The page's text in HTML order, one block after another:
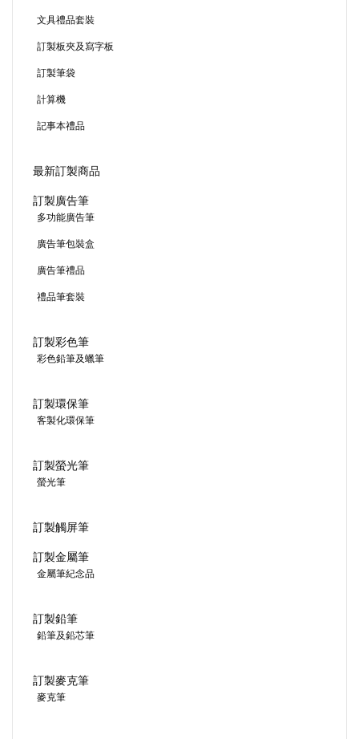
文具禮品套裝
訂製板夾及寫字板
訂製筆袋
計算機
記事本禮品
最新訂製商品
訂製廣告筆
多功能廣告筆
廣告筆包裝盒
廣告筆禮品
禮品筆套裝
訂製彩色筆
彩色鉛筆及蠟筆
訂製環保筆
客製化環保筆
訂製螢光筆
螢光筆
訂製觸屏筆
訂製金屬筆
金屬筆紀念品
訂製鉛筆
鉛筆及鉛芯筆
訂製麥克筆
麥克筆